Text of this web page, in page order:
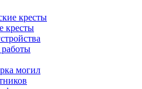
кресты
кресты
могил